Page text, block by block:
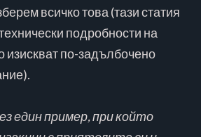
всичко това (тази статия
подробности на
изискват по-задълбочено
един пример, при който